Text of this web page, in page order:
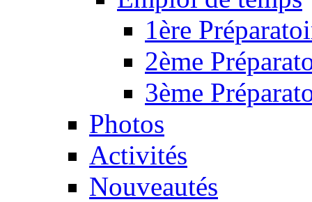
1ère
2ème
3ème
Photos
Activités
Nouveautés